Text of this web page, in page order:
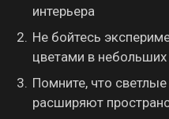
интерьера
Не бойтесь
цветами в
Помните, что
расширяют